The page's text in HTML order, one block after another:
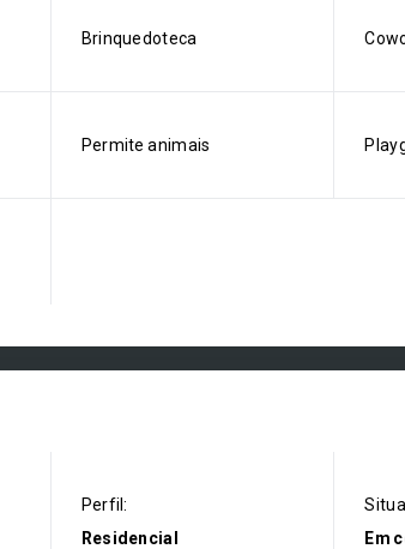
Brinquedoteca
Permite animais
Perfil:
Residencial
Em